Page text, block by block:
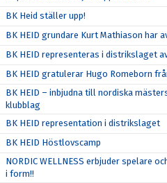
BK Heid ställer upp!
BK HEID grundare Kurt Mathiason har
BK HEID representeras i distrikslaget
BK HEID gratulerar Hugo Romeborn
BK HEID – inbjudna till nordiska
klubblag
BK HEID representation i distrikslaget
BK HEID Höstlovscamp
NORDIC WELLNESS erbjuder spelare
i form!!